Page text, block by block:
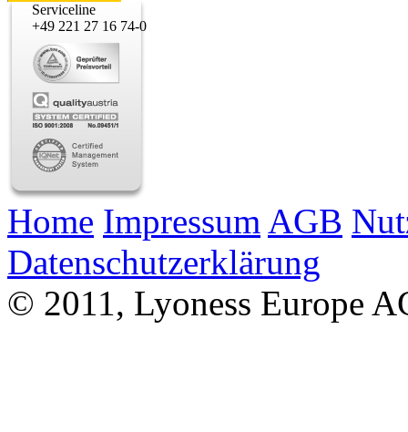
Serviceline
+49 221 27 16 74-0
Home Impressum AGB
Datenschutzerklärung
© 2011, Lyoness Europe